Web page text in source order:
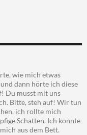
wie mich etwas
dann hörte ich diese
Du musst mit uns
Bitte, steh auf! Wir tun
ich rollte mich
Schatten. Ich konnte
aus dem Bett.